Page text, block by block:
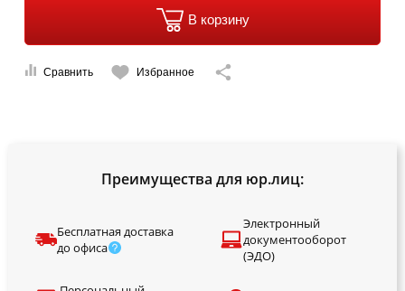
В корзину
Сравнить Избранное
Преимущества для юр.лиц:
Бесплатная доставка
до офиса
Электронный
документооборот
(ЭДО)